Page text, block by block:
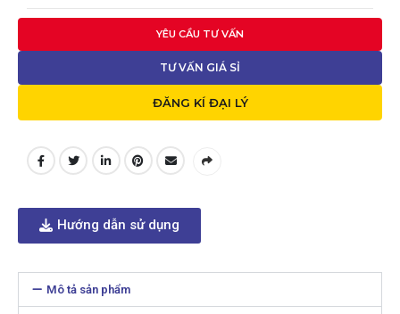
YÊU CẦU TƯ VẤN
TƯ VẤN GIÁ SỈ
ĐĂNG KÍ ĐẠI LÝ
Hướng dẫn sử dụng
Mô tả sản phẩm